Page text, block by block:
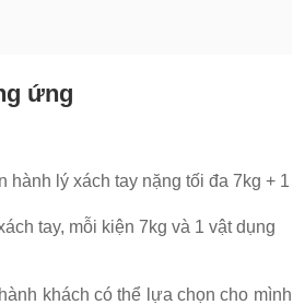
ứng
hành lý xách tay nặng tối đa 7kg + 1
tay, mỗi kiện 7kg và 1 vật dụng
khách có thể lựa chọn cho mình